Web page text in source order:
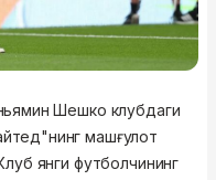
Шешко клубдаги
машғулот
янги футболчининг